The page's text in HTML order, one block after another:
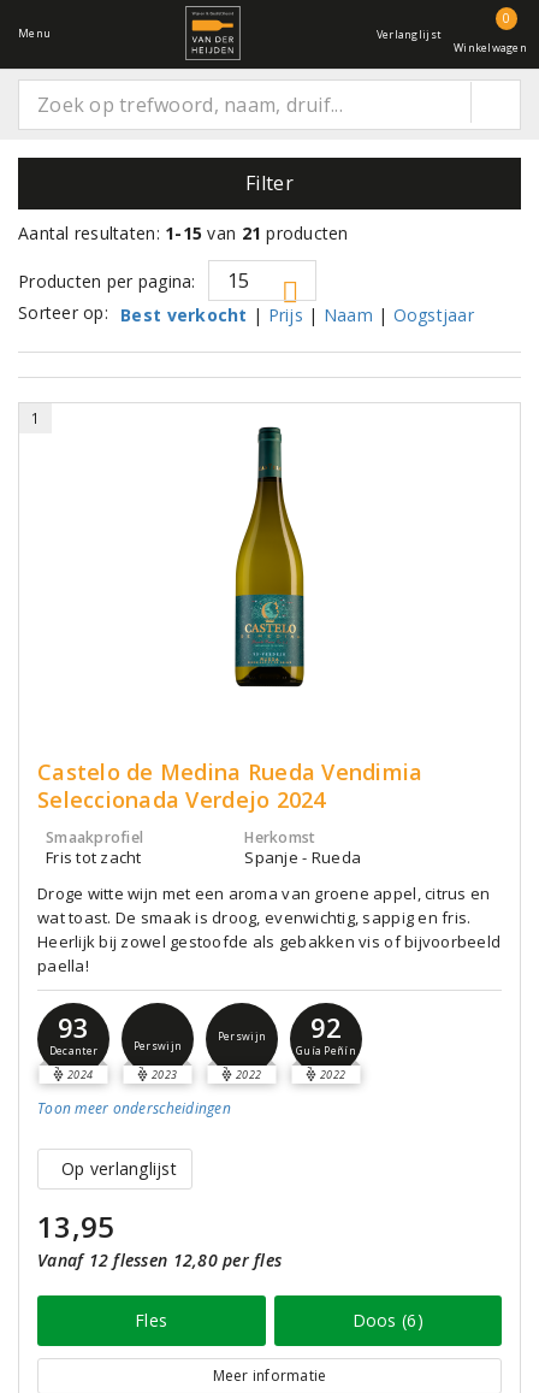
Menu Verlanglijst
0
Winkelwagen
Filter
Aantal resultaten: 1-15 van 21 producten
Producten per pagina:
Sorteer op:
Best verkocht | Prijs | Naam | Oogstjaar
1
Castelo de Medina Rueda Vendimia
Seleccionada Verdejo 2024
Smaakprofiel
Fris tot zacht
Herkomst
Spanje - Rueda
Droge witte wijn met een aroma van groene appel, citrus en
wat toast. De smaak is droog, evenwichtig, sappig en fris.
Heerlijk bij zowel gestoofde als gebakken vis of bijvoorbeeld
paella!
93
Decanter
2024
Perswijn
2023
Perswijn
2022
92
Guía Peñín
2022
Toon meer onderscheidingen
Op verlanglijst
13,95
Vanaf 12 flessen 12,80 per fles
Fles Doos (6)
Meer informatie